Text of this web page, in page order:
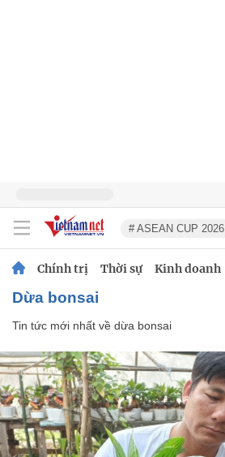
# ASEAN CUP 2026
Chính trị Thời sự Kinh doanh
dừa bonsai
Tin tức mới nhất về dừa bonsai